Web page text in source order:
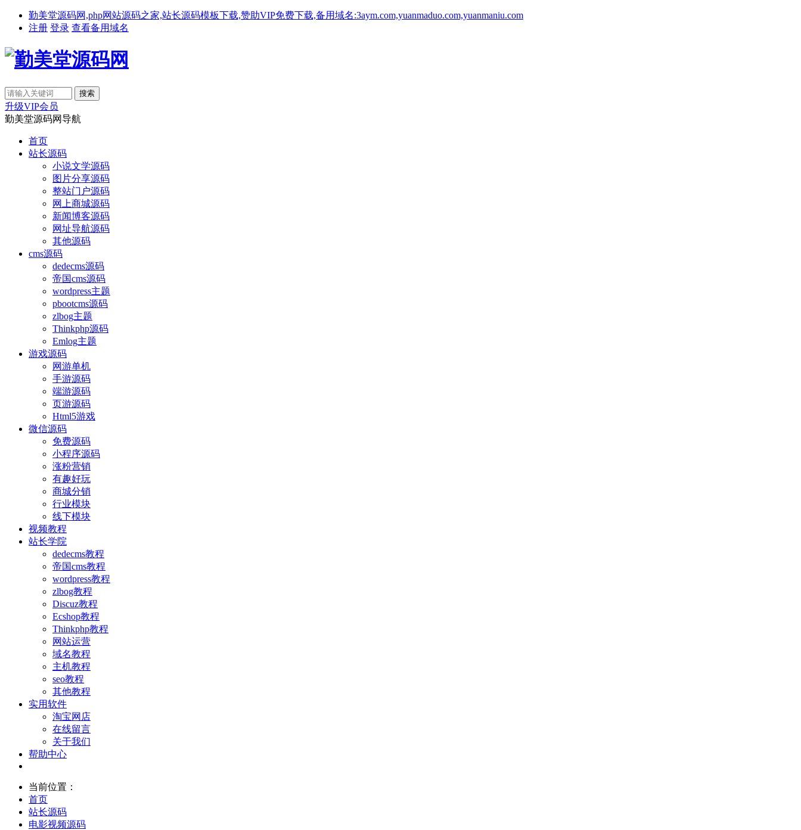
勤美堂源码网,php网站源码之家,站长源码模板下载,赞助VIP免费下载,备用域名:3aym.com,yuanmaduo.com,yuanmaniu.com
注册 登录 查看备用域名
升级VIP会员
勤美堂源码网导航
首页
站长源码
小说文学源码
图片分享源码
整站门户源码
网上商城源码
新闻博客源码
网址导航源码
其他源码
cms源码
dedecms源码
帝国cms源码
wordpress主题
pbootcms源码
zlbog主题
Thinkphp源码
Emlog主题
游戏源码
网游单机
手游源码
端游源码
页游源码
Html5游戏
微信源码
免费源码
小程序源码
涨粉营销
有趣好玩
商城分销
行业模块
线下模块
视频教程
站长学院
dedecms教程
帝国cms教程
wordpress教程
zlbog教程
Discuz教程
Ecshop教程
Thinkphp教程
网站运营
域名教程
主机教程
seo教程
其他教程
实用软件
淘宝网店
在线留言
关于我们
帮助中心
当前位置：
首页
站长源码
电影视频源码